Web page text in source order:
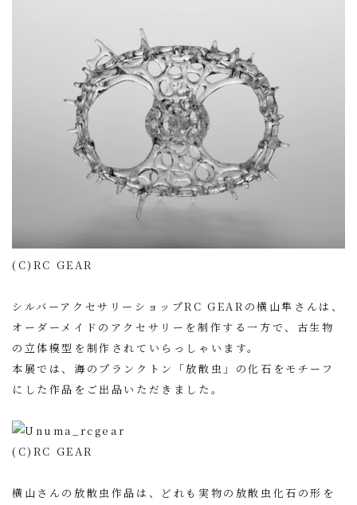
(C)RC GEAR
シルバーアクセサリーショップRC GEAR の横山隼さんは、
オーダーメイドのアクセサリーを制作する一方で、古生物
の立体模型を制作されていらっしゃいます。
本展では、海のプランクトン「放散虫」の化石をモチーフ
にした作品をご出品いただきました。
(C)RC GEAR
横山さんの放散虫作品は、どれも実物の放散虫化石の形を